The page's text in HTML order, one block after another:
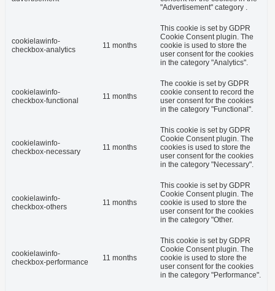
"Advertisement" category .
cookielawinfo-
checkbox-analytics
11 months
This cookie is set by GDPR
Cookie Consent plugin. The
cookie is used to store the
user consent for the cookies
in the category "Analytics".
cookielawinfo-
checkbox-functional
11 months
The cookie is set by GDPR
cookie consent to record the
user consent for the cookies
in the category "Functional".
cookielawinfo-
checkbox-necessary
11 months
This cookie is set by GDPR
Cookie Consent plugin. The
cookies is used to store the
user consent for the cookies
in the category "Necessary".
cookielawinfo-
checkbox-others
11 months
This cookie is set by GDPR
Cookie Consent plugin. The
cookie is used to store the
user consent for the cookies
in the category "Other.
cookielawinfo-
checkbox-performance
11 months
This cookie is set by GDPR
Cookie Consent plugin. The
cookie is used to store the
user consent for the cookies
in the category "Performance".